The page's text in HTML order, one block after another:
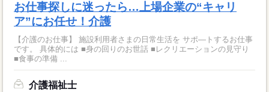
お仕事探しに迷ったら…上場企業の“キャリ
ア”にお任せ！介護
【介護のお仕事】 施設利用者さまの日常生活を サポ―トするお仕事
です。 具体的には ■身の回りのお世話 ■レクリエーションの見守り
■食事の準備 ...
介護福祉士